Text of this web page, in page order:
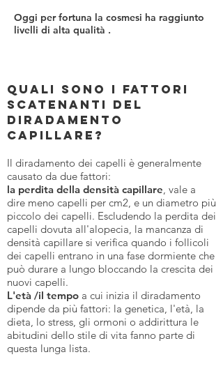
Oggi per fortuna la cosmesi ha raggiunto
livelli di alta qualità .
QUALI SONO I FATTORI
SCATENANTI DEL
DIRADAMENTO
CAPILLARE?
Il diradamento dei capelli è generalmente
causato da due fattori:
la perdita della densità capillare, vale a
dire meno capelli per cm2, e un diametro più
piccolo dei capelli. Escludendo la perdita dei
capelli dovuta all'alopecia, la mancanza di
densità capillare si verifica quando i follicoli
dei capelli entrano in una fase dormiente che
può durare a lungo bloccando la crescita dei
nuovi capelli.
L'età /il tempo a cui inizia il diradamento
dipende da più fattori: la genetica, l'età, la
dieta, lo stress, gli ormoni o addirittura le
abitudini dello stile di vita fanno parte di
questa lunga lista.